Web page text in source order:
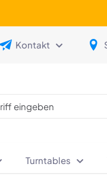
Kontakt
Turntables